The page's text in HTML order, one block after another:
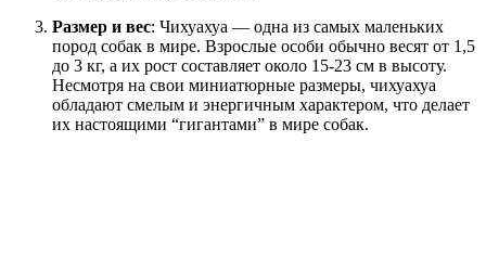
Размер и вес: Чихуахуа — одна из самых маленьких
пород собак в мире. Взрослые особи обычно весят от 1,5
до 3 кг, а их рост составляет около 15-23 см в высоту.
Несмотря на свои миниатюрные размеры, чихуахуа
обладают смелым и энергичным характером, что делает
их настоящими “гигантами” в мире собак.